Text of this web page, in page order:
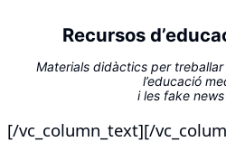
Recursos
Materials didàctics per
l’educació
i les fake news
[/vc_column_text][/